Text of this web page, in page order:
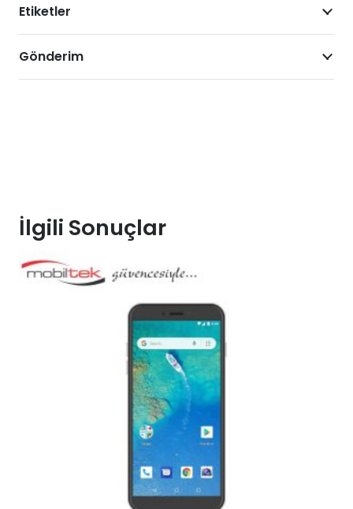
Arıza
Onarımı
Fiyatları
adet
Etiketler
Gönderim
İlgili Sonuçlar